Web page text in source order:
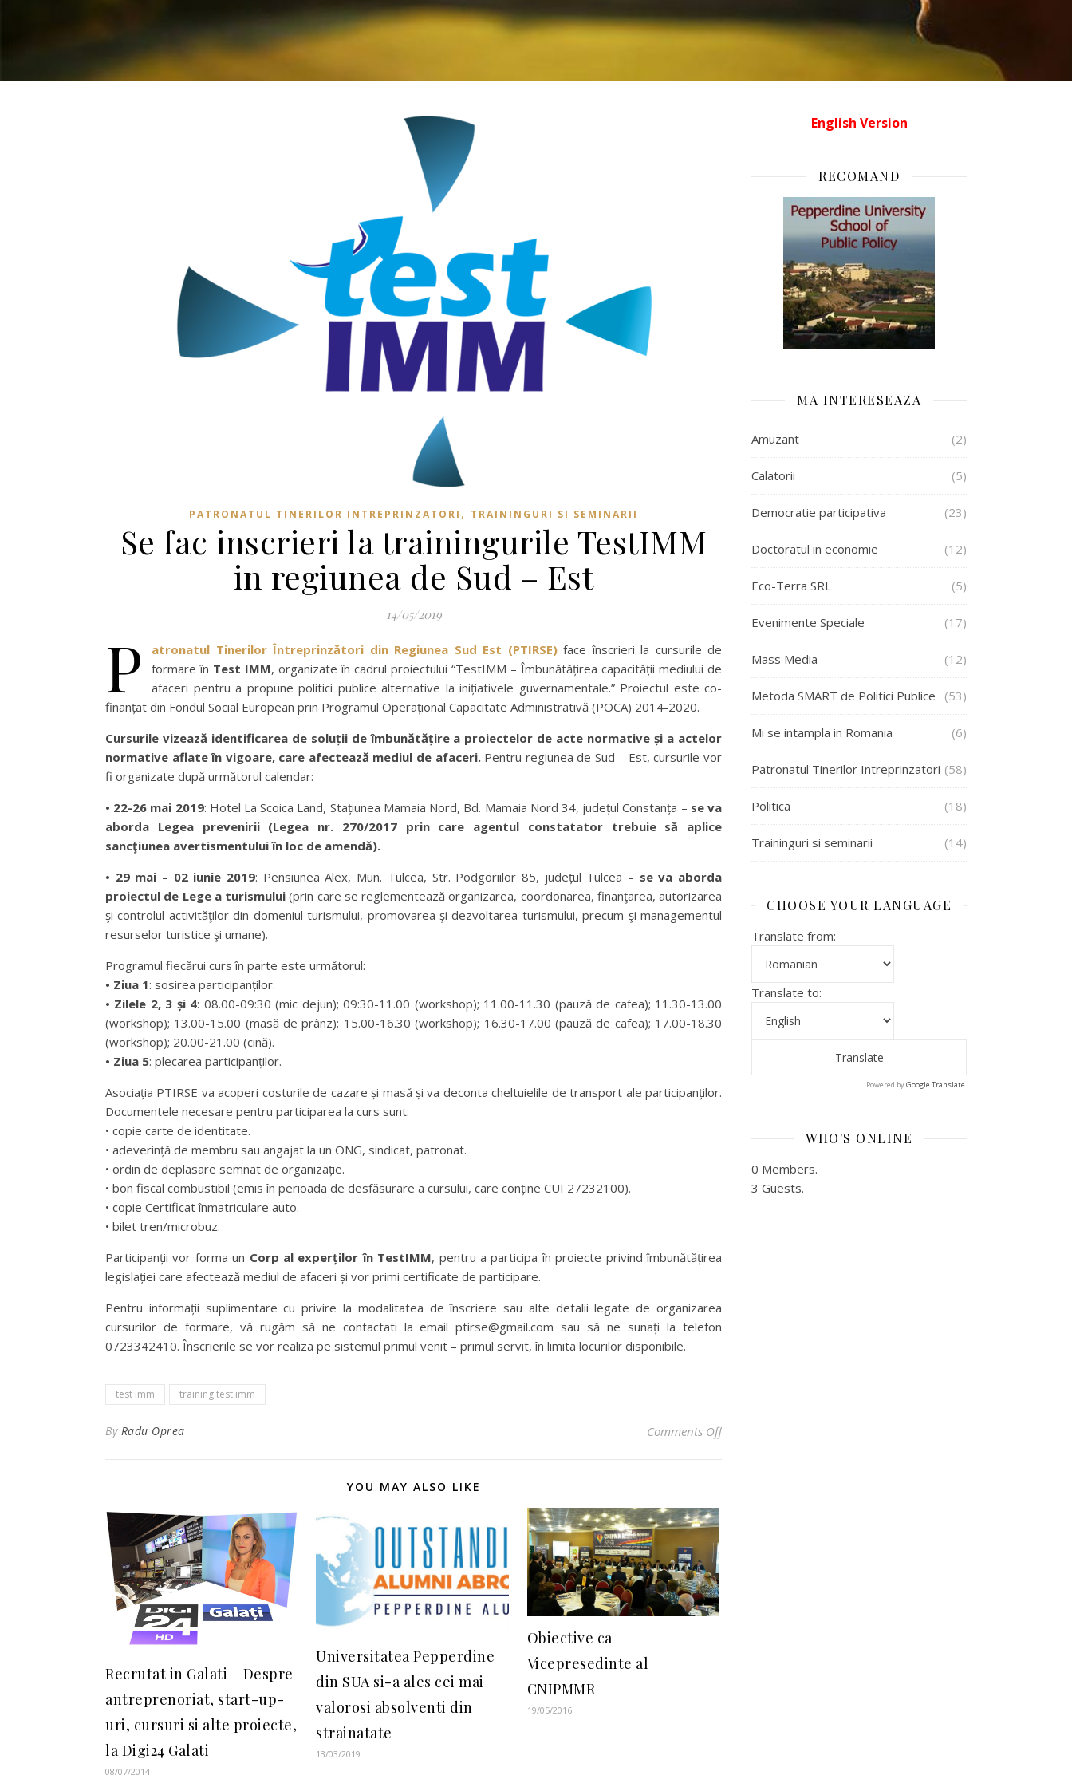
PATRONATUL TINERILOR INTREPRINZATORI , TRAININGURI SI SEMINARII
Se fac inscrieri la trainingurile TestIMM
in regiunea de Sud – Est
14/05/2019
P atronatul Tinerilor Întreprinzători din Regiunea Sud Est (PTIRSE)face înscrieri la cursurile de
formare în Test IMM, organizate în cadrul proiectului “TestIMM – Îmbunătățirea capacității mediului de
afaceri pentru a propune politici publice alternative la inițiativele guvernamentale.” Proiectul este co-
finanțat din Fondul Social European prin Programul Operațional Capacitate Administrativă (POCA) 2014-2020.
Cursurile vizează identificarea de soluții de îmbunătățire a proiectelor de acte normative și a actelor
normative aflate în vigoare, care afectează mediul de afaceri. Pentru regiunea de Sud – Est, cursurile vor
fi organizate după următorul calendar:
• 22-26 mai 2019: Hotel La Scoica Land, Stațiunea Mamaia Nord, Bd. Mamaia Nord 34, județul Constanța – se va
aborda Legea prevenirii (Legea nr. 270/2017 prin care agentul constatator trebuie să aplice
sancţiunea avertismentului în loc de amendă).
• 29 mai – 02 iunie 2019: Pensiunea Alex, Mun. Tulcea, Str. Podgoriilor 85, județul Tulcea – se va aborda
proiectul de Lege a turismului (prin care se reglementează organizarea, coordonarea, finanţarea, autorizarea
şi controlul activităţilor din domeniul turismului, promovarea şi dezvoltarea turismului, precum şi managementul
resurselor turistice şi umane).
Programul fiecărui curs în parte este următorul:
• Ziua 1: sosirea participanților.
• Zilele 2, 3 și 4: 08.00-09:30 (mic dejun); 09:30-11.00 (workshop); 11.00-11.30 (pauză de cafea); 11.30-13.00
(workshop); 13.00-15.00 (masă de prânz); 15.00-16.30 (workshop); 16.30-17.00 (pauză de cafea); 17.00-18.30
(workshop); 20.00-21.00 (cină).
• Ziua 5: plecarea participanților.
Asociația PTIRSE va acoperi costurile de cazare și masă și va deconta cheltuielile de transport ale participanților.
Documentele necesare pentru participarea la curs sunt:
• copie carte de identitate.
• adeverință de membru sau angajat la un ONG, sindicat, patronat.
• ordin de deplasare semnat de organizație.
• bon fiscal combustibil (emis în perioada de desfăsurare a cursului, care conține CUI 27232100).
• copie Certificat înmatriculare auto.
• bilet tren/microbuz.
Participanții vor forma un Corp al experților în TestIMM, pentru a participa în proiecte privind îmbunătățirea
legislației care afectează mediul de afaceri și vor primi certificate de participare.
Pentru informații suplimentare cu privire la modalitatea de înscriere sau alte detalii legate de organizarea
cursurilor de formare, vă rugăm să ne contactati la email ptirse@gmail.com sau să ne sunați la telefon
0723342410. Înscrierile se vor realiza pe sistemul primul venit – primul servit, în limita locurilor disponibile.
test imm training test imm
By Radu Oprea Comments Offon Se fac inscrieri la trainingurile TestIMM in regiunea de Sud –
YOU MAY ALSO LIKE
Recrutat in Galati – Despre
antreprenoriat, start-up-
uri, cursuri si alte proiecte,
la Digi24 Galati
08/07/2014
Universitatea Pepperdine
din SUA si-a ales cei mai
valorosi absolventi din
strainatate
13/03/2019
Obiective ca
Vicepresedinte al
CNIPMMR
19/05/2016
English Version
RECOMAND
MA INTERESEAZA
Amuzant (2)
Calatorii (5)
Democratie participativa (23)
Doctoratul in economie (12)
Eco-Terra SRL (5)
Evenimente Speciale (17)
Mass Media (12)
Metoda SMART de Politici Publice (53)
Mi se intampla in Romania (6)
Patronatul Tinerilor Intreprinzatori (58)
Politica (18)
Traininguri si seminarii (14)
CHOOSE YOUR LANGUAGE
Translate from:
Translate to:
Powered byGoogle Translate.
WHO'S ONLINE
0 Members.
3 Guests.